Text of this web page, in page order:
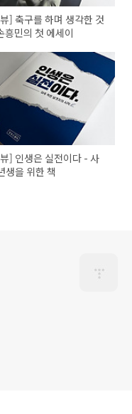
] 축구를 하며 생각한 것
흥민의 첫 에세이
] 인생은 실전이다 - 사
생을 위한 책